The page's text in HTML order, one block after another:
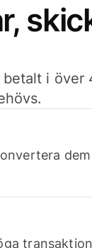
betalt i över